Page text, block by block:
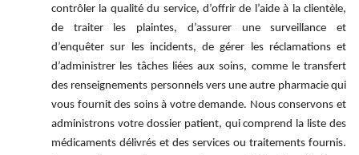
contrôler la qualité du service, d’offrir de l’aide à la clientèle,
de traiter les plaintes, d’assurer une surveillance et
d’enquêter sur les incidents, de gérer les réclamations et
d’administrer les tâches liées aux soins, comme le transfert
des renseignements personnels vers une autre pharmacie qui
vous fournit des soins à votre demande. Nous conservons et
administrons votre dossier patient, qui comprend la liste des
médicaments délivrés et des services ou traitements fournis.